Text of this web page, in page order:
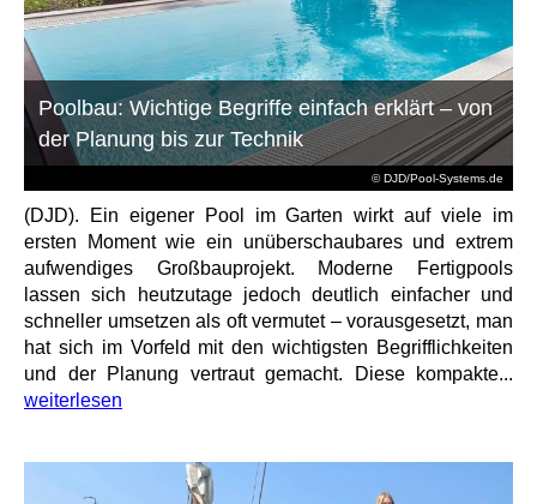
© DJD/Pool-Systems.de
Poolbau: Wichtige Begriffe einfach erklärt – von
der Planung bis zur Technik
(DJD). Ein eigener Pool im Garten wirkt auf viele im
ersten Moment wie ein unüberschaubares und extrem
aufwendiges Großbauprojekt. Moderne Fertigpools
lassen sich heutzutage jedoch deutlich einfacher und
schneller umsetzen als oft vermutet – vorausgesetzt, man
hat sich im Vorfeld mit den wichtigsten Begrifflichkeiten
und der Planung vertraut gemacht. Diese kompakte...
weiterlesen